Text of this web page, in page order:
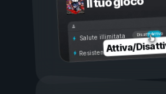
Attivo
Disattivo
Salute illimitata
Resistenza illimitata
Attiva/